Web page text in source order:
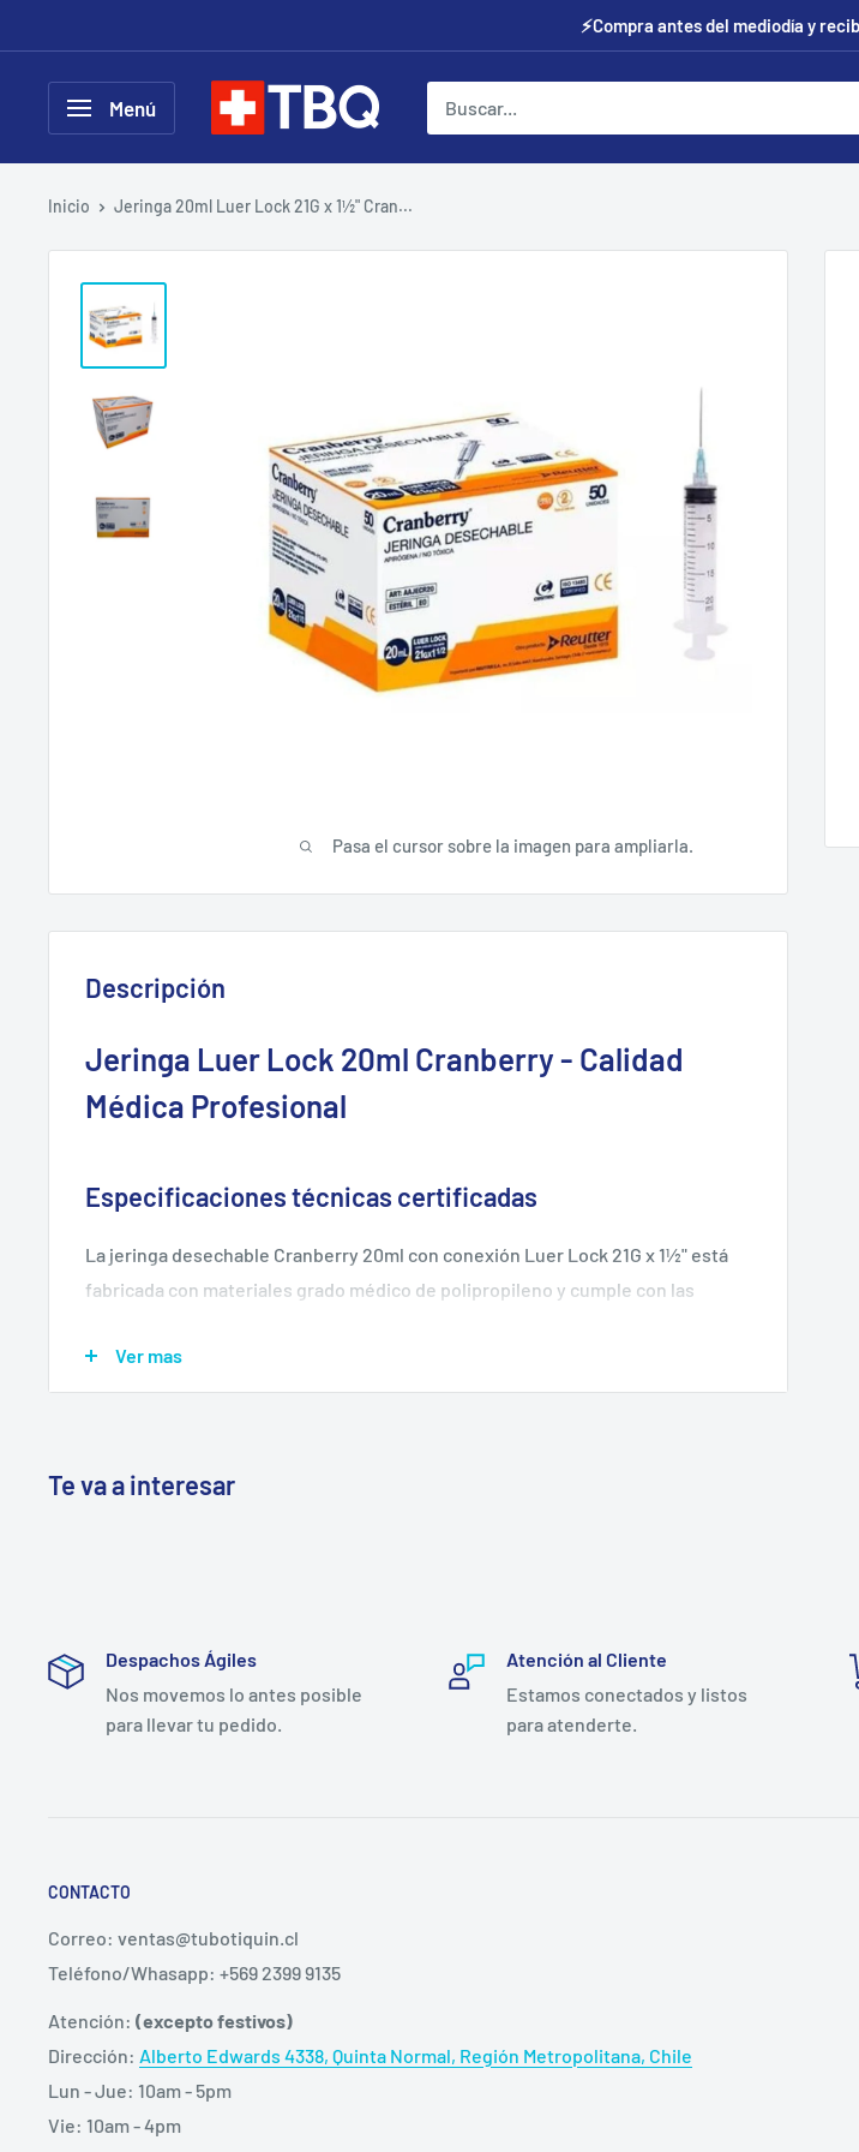
directamente
contenido
⚡Compra antes del mediodía y
Menú tubotiquin.cl
Inicio Jeringa 20ml Luer Lock 21G x 1½" Cran...
Pasa el cursor sobre la imagen para ampliarla.
Descripción
Jeringa Luer Lock 20ml Cranberry - Calidad
Médica Profesional
Especificaciones técnicas certificadas
La jeringa desechable Cranberry 20ml con conexión Luer Lock 21G x 1½" está
fabricada con materiales grado médico de polipropileno y cumple con las
Chile (ISP) bajo el número DM328/11 y DM399/15, garantiza el cumplimiento de la
normativa sanitaria chilena.
Características de seguridad y precisión
desconexiones accidentales durante procedimientos críticos.
Especificaciones del producto:
• Esterilización: Óxido de etileno
• Presentación: Caja sellada de 50 unidades individuales
Aplicaciones clínicas recomendadas
Ver mas
Te va a interesar
Despachos Ágiles
Nos movemos lo antes posible
para llevar tu pedido.
Atención al Cliente
Estamos conectados y listos
para atenderte.
CONTACTO
Correo: ventas@tubotiquin.cl
Teléfono/Whasapp: +569 2399 9135
Atención: (excepto festivos)
Dirección: Alberto Edwards 4338, Quinta Normal, Región Metropolitana, Chile
Lun - Jue: 10am - 5pm
Vie: 10am - 4pm